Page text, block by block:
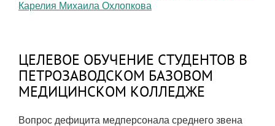
Карелия Михаила Охлопкова
ЦЕЛЕВОЕ ОБУЧЕНИЕ СТУДЕНТОВ В
ПЕТРОЗАВОДСКОМ БАЗОВОМ
МЕДИЦИНСКОМ КОЛЛЕДЖЕ
Вопрос дефицита медперсонала среднего звена